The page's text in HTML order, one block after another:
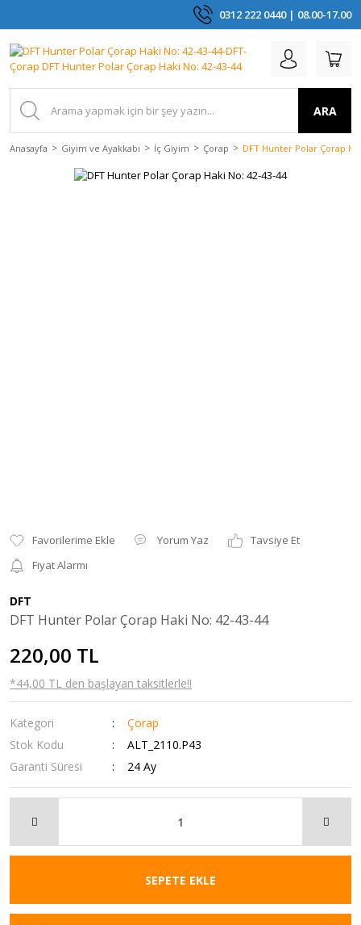
0312 222 0440 | 08.00-17.00
ARA
Anasayfa Giyim ve Ayakkabı İç Giyim Çorap DFT Hunter Polar Çorap
Yorum Yaz
Tavsiye Et
Fiyat Alarmı
DFT
DFT Hunter Polar Çorap Haki No: 42-43-44
220,00 TL
*44,00 TL den başlayan taksitlerle!!
Kategori
Çorap
Stok Kodu
ALT_2110.P43
Garanti Süresi
24 Ay
SEPETE EKLE